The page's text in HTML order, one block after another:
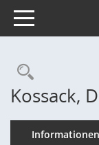
Toggle navigation
Kossack,
Informationen